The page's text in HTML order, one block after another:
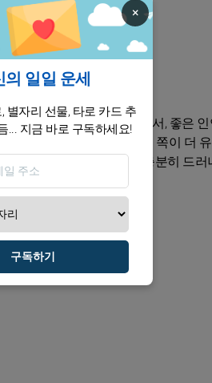
를 감지하는 촉이 살아나서, 좋은
고 표현을 세련되게 고르는 쪽이 더
매력은 과장하지 않아도 충분히 드러
×
의 일일 운세
별자리 선물, 타로 카드 추
... 지금 바로 구독하세요!
구독하기